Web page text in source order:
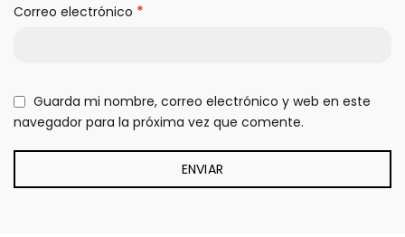
Correo electrónico *
Guarda mi nombre, correo electrónico y web en este
navegador para la próxima vez que comente.